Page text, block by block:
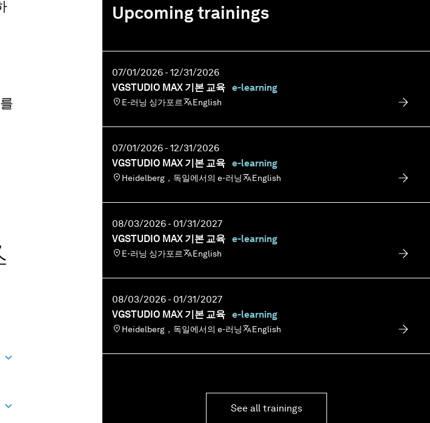
Upcoming trainings
07/01/2026 - 12/31/2026
VGSTUDIO MAX 기본 교육
e-learning
E-러닝 싱가포르 English
07/01/2026 - 12/31/2026
VGSTUDIO MAX 기본 교육
e-learning
Heidelberg，독일에서의 e-러닝 English
08/03/2026 - 01/31/2027
VGSTUDIO MAX 기본 교육
e-learning
E-러닝 싱가포르 English
08/03/2026 - 01/31/2027
VGSTUDIO MAX 기본 교육
e-learning
Heidelberg，독일에서의 e-러닝 English
See all trainings